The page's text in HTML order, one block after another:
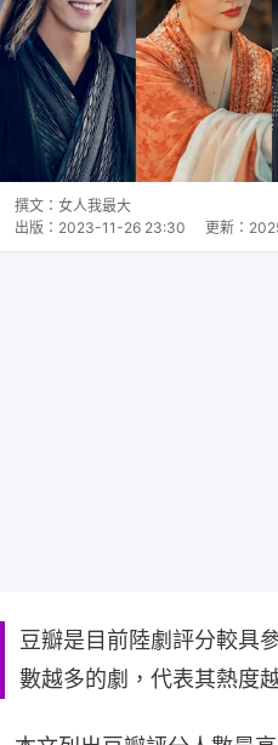
撰文： 女人我最大
出版： 2023-11-26 23:30 更新：
豆瓣是目前陸劇評分較具
數越多的劇，代表其熱度